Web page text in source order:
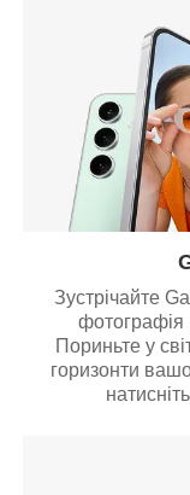
Зустрічайте
фотографія
Пориньте у
горизонти